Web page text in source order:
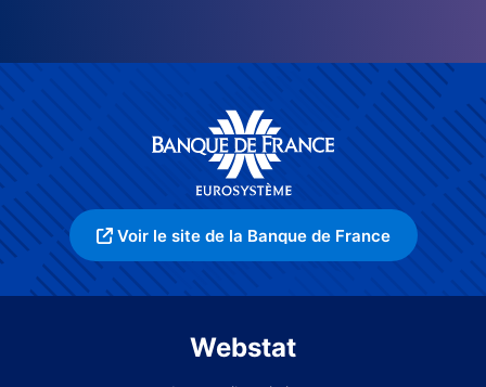
Voir le site de la Banque de France
Webstat